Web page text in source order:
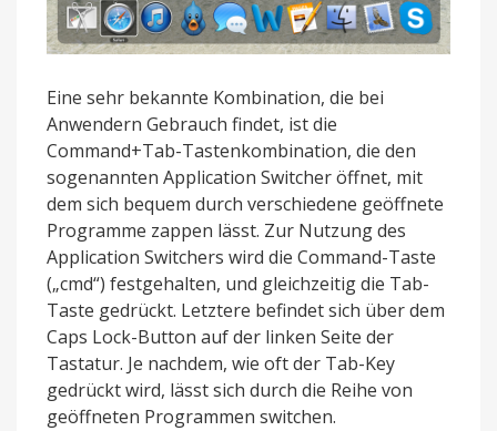
Eine sehr bekannte Kombination, die bei
Anwendern Gebrauch findet, ist die
Command+Tab-Tastenkombination, die den
sogenannten Application Switcher öffnet, mit
dem sich bequem durch verschiedene geöffnete
Programme zappen lässt. Zur Nutzung des
Application Switchers wird die Command-Taste
(„cmd“) festgehalten, und gleichzeitig die Tab-
Taste gedrückt. Letztere befindet sich über dem
Caps Lock-Button auf der linken Seite der
Tastatur. Je nachdem, wie oft der Tab-Key
gedrückt wird, lässt sich durch die Reihe von
geöffneten Programmen switchen.